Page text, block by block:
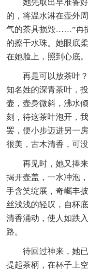
她先取出早准备
的，将温水淋在壶外
气的茶具损毁……”再
的擦干水珠。她眼底
在她脸上，照到心底。
再是可以放茶叶
知名姓的深青茶叶，
壶，壶身微斜，沸水
刻，待这茶叶泡开，
罢，便小步迈进另一
很美，古木清香，可
再见时，她又捧
揭开壶盖，一水冲泡
手含笑绽展，奇崛丰
丝浅浅的轻叹，自杯
清香涌动，使人如跌
路。
待回过神来，她
提起茶柄，在杯子上